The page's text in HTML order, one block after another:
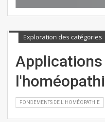
Exploration des catégories
Applications
FONDEMENTS DE L'HOMÉOPATHIE